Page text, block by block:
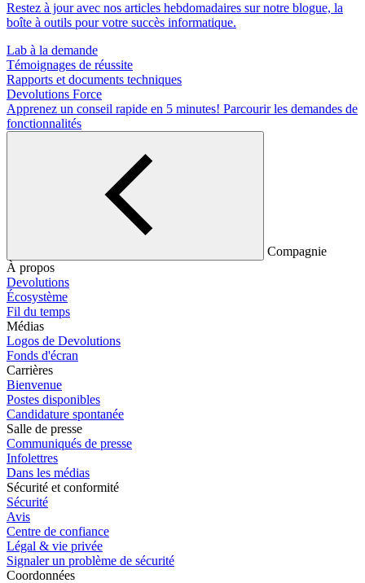
Restez à jour avec nos articles hebdomadaires sur notre blogue, la
boîte à outils pour votre succès informatique.
Lab à la demande
Témoignages de réussite
Rapports et documents techniques
Devolutions Force
Apprenez un conseil rapide en 5 minutes! Parcourir les demandes de
fonctionnalités
Compagnie
À propos
Devolutions
Écosystème
Fil du temps
Médias
Logos de Devolutions
Fonds d'écran
Carrières
Bienvenue
Postes disponibles
Candidature spontanée
Salle de presse
Communiqués de presse
Infolettres
Dans les médias
Sécurité et conformité
Sécurité
Avis
Centre de confiance
Légal & vie privée
Signaler un problème de sécurité
Coordonnées